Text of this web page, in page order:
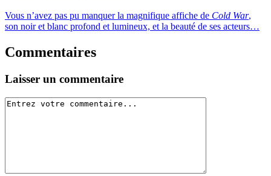
Vous n’avez pas pu manquer la magnifique affiche de Cold War,
son noir et blanc profond et lumineux, et la beauté de ses acteurs…
Commentaires
Laisser un commentaire